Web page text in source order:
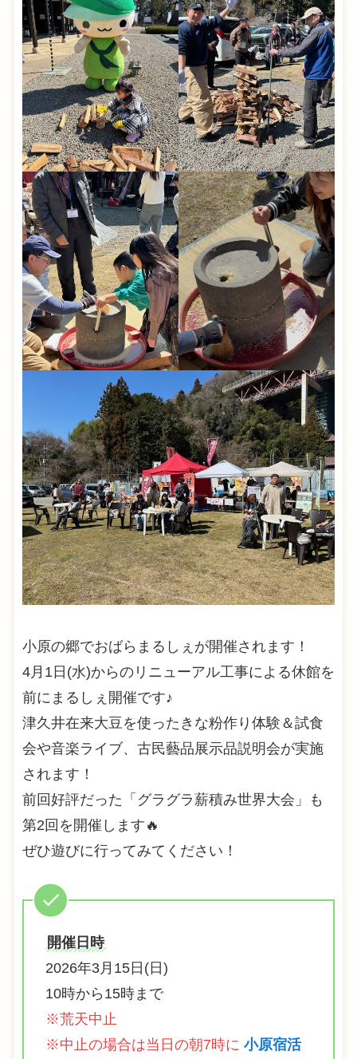
小原の郷でおばらまるしぇが開催されます！
4月1日(水)からのリニューアル工事による休館を
前にまるしぇ開催です♪
津久井在来大豆を使ったきな粉作り体験＆試食
会や音楽ライブ、古民藝品展示品説明会が実施
されます！
前回好評だった「グラグラ薪積み世界大会」も
第2回を開催します🔥
ぜひ遊びに行ってみてください！
開催日時
2026年3月15日(日)
10時から15時まで
※荒天中止
※中止の場合は当日の朝7時に 小原宿活